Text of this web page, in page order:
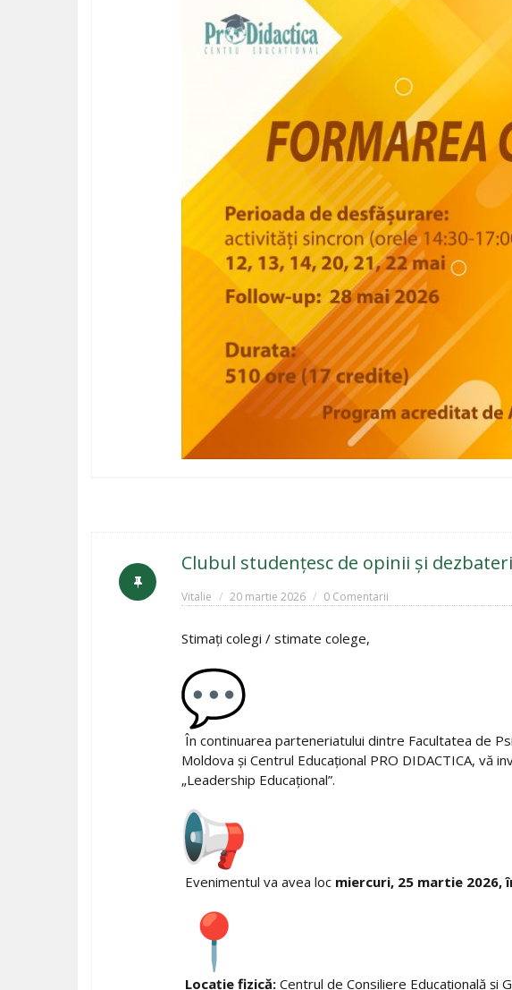
Clubul studențesc de opinii și
Vitalie 20 martie 2026 0 Comentarii
Stimați colegi / stimate colege,
În continuarea parteneriatului dintre Facultatea de
Moldova și Centrul Educațional PRO DIDACTICA, vă
„Leadership Educațional”.
Evenimentul va avea loc miercuri, 25 martie 2026,
Locație fizică: Centrul de Consiliere Educațională și